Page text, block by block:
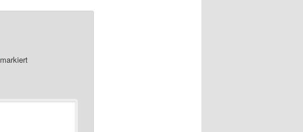
markiert